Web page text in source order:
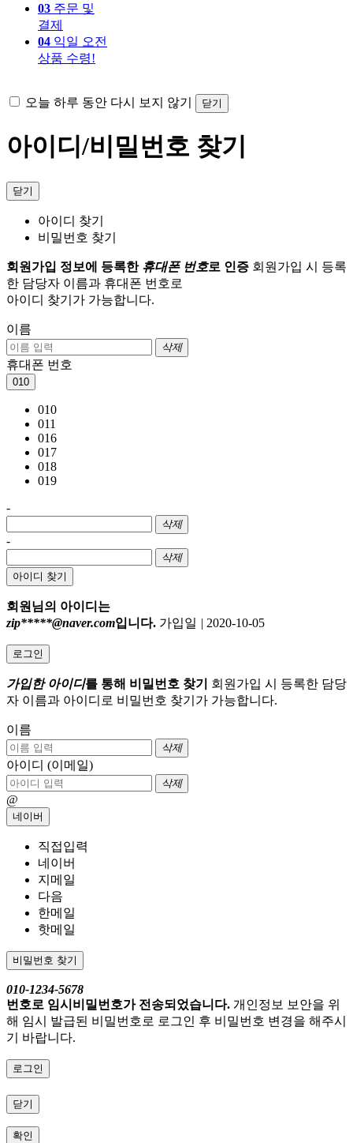
03 주문 및
결제
04 익일 오전
상품 수령!
오늘 하루 동안 다시 보지 않기 닫기
아이디/비밀번호 찾기
닫기
아이디 찾기
비밀번호 찾기
회원가입 정보에 등록한 휴대폰 번호로 인증 회원가입 시 등록
한 담당자 이름과 휴대폰 번호로
아이디 찾기가 가능합니다.
이름
삭제
휴대폰 번호
010
010
011
016
017
018
019
-
삭제
-
삭제
아이디 찾기
회원님의 아이디는
zip*****@naver.com입니다. 가입일 | 2020-10-05
로그인
가입한 아이디를 통해 비밀번호 찾기
회원가입 시 등록한 담당
자 이름과 아이디로 비밀번호 찾기가 가능합니다.
이름
삭제
아이디 (이메일)
삭제
@
네이버
직접입력
네이버
지메일
다음
한메일
핫메일
비밀번호 찾기
010-1234-5678
번호로 임시비밀번호가 전송되었습니다. 개인정보 보안을 위
해 임시 발급된 비밀번호로 로그인 후 비밀번호 변경을 해주시
기 바랍니다.
로그인
닫기
확인